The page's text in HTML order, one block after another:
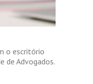
o escritório
de Advogados.